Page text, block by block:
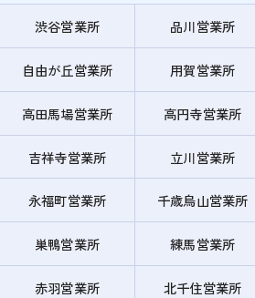
渋谷営業所 品川営業所
自由が丘営業所 用賀営業所
高田馬場営業所 高円寺営業所
吉祥寺営業所 立川営業所
永福町営業所 千歳烏山営業所
巣鴨営業所 練馬営業所
赤羽営業所 北千住営業所